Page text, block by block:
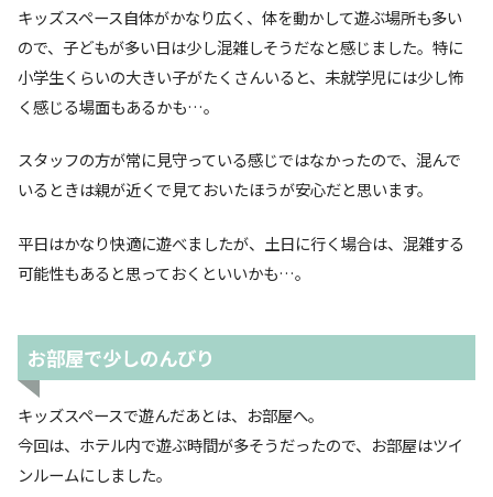
キッズスペース自体がかなり広く、体を動かして遊ぶ場所も多い
ので、子どもが多い日は少し混雑しそうだなと感じました。特に
小学生くらいの大きい子がたくさんいると、未就学児には少し怖
く感じる場面もあるかも…。
スタッフの方が常に見守っている感じではなかったので、混んで
いるときは親が近くで見ておいたほうが安心だと思います。
平日はかなり快適に遊べましたが、土日に行く場合は、混雑する
可能性もあると思っておくといいかも…。
お部屋で少しのんびり
キッズスペースで遊んだあとは、お部屋へ。
今回は、ホテル内で遊ぶ時間が多そうだったので、お部屋はツイ
ンルームにしました。